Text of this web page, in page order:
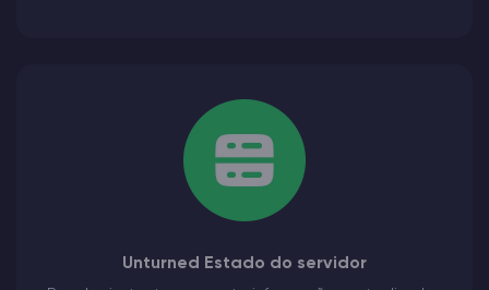
Unturned Estado do servidor